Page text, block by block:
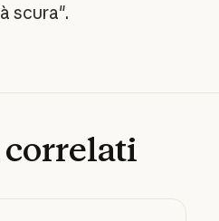
scura".
correlati